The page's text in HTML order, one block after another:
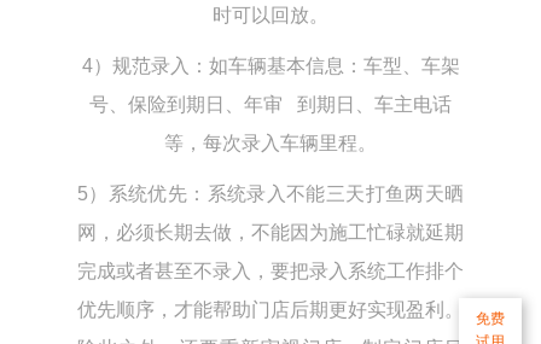
免费
时可以回放。
4）规范录入：如车辆基本信息：车型、车架
号、保险到期日、年审 到期日、车主电话
等，每次录入车辆里程。
5）系统优先：系统录入不能三天打鱼两天晒
网，必须长期去做，不能因为施工忙碌就延期
完成或者甚至不录入，要把录入系统工作排个
优先顺序，才能帮助门店后期更好实现盈利。